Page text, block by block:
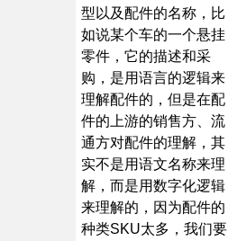
型以及配件的名称，比
如说某个车的一个悬挂
零件，它的描述和采
购，是用语言的逻辑来
理解配件的，但是在配
件的上游的销售方、流
通方对配件的理解，其
实不是用语文名称来理
解，而是用数字化逻辑
来理解的，因为配件的
种类SKU太多，我们要